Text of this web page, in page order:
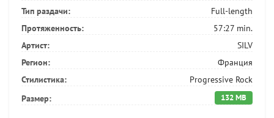
Тип раздачи:
Full-length
Протяженность:
57:27 min.
Артист:
SILV
Регион:
Франция
Стилистика:
Progressive Rock
Размер:
132 MB